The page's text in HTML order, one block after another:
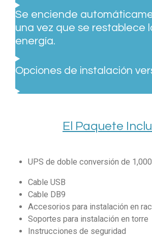
Se enciende
una vez que se restablece
energía.
Opciones de instalación
El Paquete
UPS de doble conversión de
Cable USB
Cable DB9
Accesorios para instalación en
Soportes para instalación en torre
Instrucciones de seguridad